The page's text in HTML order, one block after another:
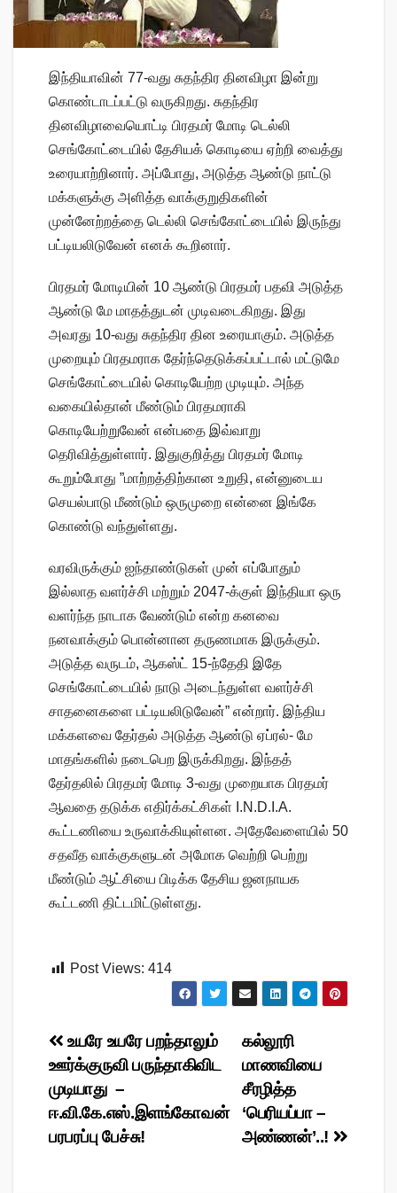
இந்தியாவின் 77-வது சுதந்திர தினவிழா இன்று
கொண்டாடப்பட்டு வருகிறது. சுதந்திர
தினவிழாவையொட்டி பிரதமர் மோடி டெல்லி
செங்கோட்டையில் தேசியக் கொடியை ஏற்றி வைத்து
உரையாற்றினார். அப்போது, அடுத்த ஆண்டு நாட்டு
மக்களுக்கு அளித்த வாக்குறுதிகளின்
முன்னேற்றத்தை டெல்லி செங்கோட்டையில் இருந்து
பட்டியலிடுவேன் எனக் கூறினார்.
பிரதமர் மோடியின் 10 ஆண்டு பிரதமர் பதவி அடுத்த
ஆண்டு மே மாதத்துடன் முடிவடைகிறது. இது
அவரது 10-வது சுதந்திர தின உரையாகும். அடுத்த
முறையும் பிரதமராக தேர்ந்தெடுக்கப்பட்டால் மட்டுமே
செங்கோட்டையில் கொடியேற்ற முடியும். அந்த
வகையில்தான் மீண்டும் பிரதமராகி
கொடியேற்றுவேன் என்பதை இவ்வாறு
தெரிவித்துள்ளார். இதுகுறித்து பிரதமர் மோடி
கூறும்போது ”மாற்றத்திற்கான உறுதி, என்னுடைய
செயல்பாடு மீண்டும் ஒருமுறை என்னை இங்கே
கொண்டு வந்துள்ளது.
வரவிருக்கும் ஐந்தாண்டுகள் முன் எப்போதும்
இல்லாத வளர்ச்சி மற்றும் 2047-க்குள் இந்தியா ஒரு
வளர்ந்த நாடாக வேண்டும் என்ற கனவை
நனவாக்கும் பொன்னான தருணமாக இருக்கும்.
அடுத்த வருடம், ஆகஸ்ட் 15-ந்தேதி இதே
செங்கோட்டையில் நாடு அடைந்துள்ள வளர்ச்சி
சாதனைகளை பட்டியலிடுவேன்” என்றார். இந்திய
மக்களவை தேர்தல் அடுத்த ஆண்டு ஏப்ரல்- மே
மாதங்களில் நடைபெற இருக்கிறது. இந்தத்
தேர்தலில் பிரதமர் மோடி 3-வது முறையாக பிரதமர்
ஆவதை தடுக்க எதிர்க்கட்சிகள் I.N.D.I.A.
கூட்டணியை உருவாக்கியுள்ளன. அதேவேளையில் 50
சதவீத வாக்குகளுடன் அமோக வெற்றி பெற்று
மீண்டும் ஆட்சியை பிடிக்க தேசிய ஜனநாயக
கூட்டணி திட்டமிட்டுள்ளது.
Post Views: 414
Post
navigation
கல்லூரி
மாணவியை
சீரழித்த
‘பெரியப்பா –
அண்ணன்’..!
உயரே உயரே பறந்தாலும்
ஊர்க்குருவி பருந்தாகிவிட
முடியாது –
ஈ.வி.கே.எஸ்.இளங்கோவன்
பரபரப்பு பேச்சு!